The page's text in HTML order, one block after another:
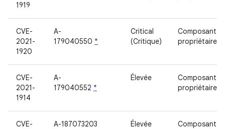
1919
CVE-
2021-
1920
A-
179040550 *
Critical
(Critique)
Composant
propriétaire
CVE-
2021-
1914
A-
179040552 *
Élevée
Composant
propriétaire
CVE-
A-187073203
Élevée
Composant